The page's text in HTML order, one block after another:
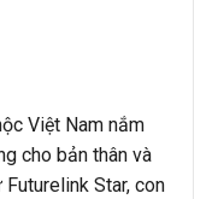
Việt Nam nắm
cho bản thân và
Star, con